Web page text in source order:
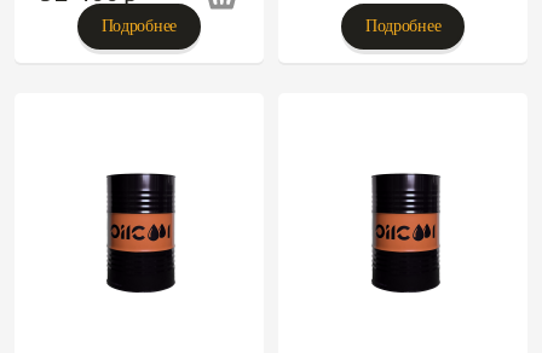
Подробнее Подробнее